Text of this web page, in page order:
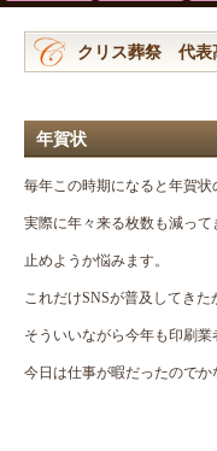
クリス葬祭 代表
年賀状
毎年この時期になると年賀状
実際に年々来る枚数も減っ
止めようか悩みます。
これだけSNSが普及してきた
そういいながら今年も印刷業
今日は仕事が暇だったのでか